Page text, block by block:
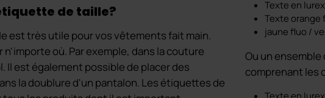
de taille?
est très utile pour vos vêtements fait main.
n'importe où. Par exemple, dans la couture
Il est également possible de placer des
la doublure d'un pantalon. Les étiquettes de
Texte en
Texte orange
jaune fluo /
Ou un
comprenant les